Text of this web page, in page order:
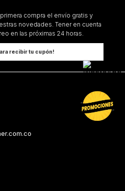
compra el envío gratis y
novedades. Tener en cuenta
en las próximas 24 horas.
recibir tu cupón!